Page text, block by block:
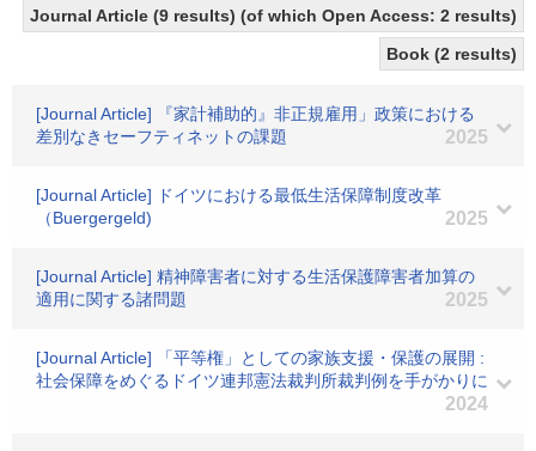
Journal Article (9 results) (of which Open Access: 2 results)
Book (2 results)
[Journal Article] 『家計補助的』非正規雇用」政策における
差別なきセーフティネットの課題
2025
[Journal Article] ドイツにおける最低生活保障制度改革
（Buergergeld)
2025
[Journal Article] 精神障害者に対する生活保護障害者加算の
適用に関する諸問題
2025
[Journal Article] 「平等権」としての家族支援・保護の展開 :
社会保障をめぐるドイツ連邦憲法裁判所裁判例を手がかりに
2024